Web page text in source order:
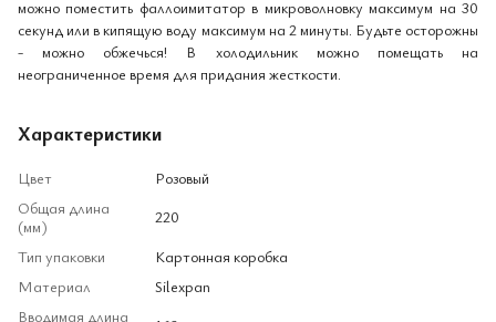
можно поместить фаллоимитатор в микроволновку максимум на 30
секунд или в кипящую воду максимум на 2 минуты. Будьте осторожны
- можно обжечься! В холодильник можно помещать на
неограниченное время для придания жесткости.
Характеристики
Цвет
Розовый
Общая длина
(мм)
220
Тип упаковки
Картонная коробка
Материал
Silexpan
Вводимая длина